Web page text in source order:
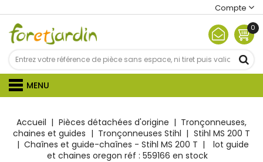
Compte
0
MENU
Accueil Pièces détachées d'origine
Tronçonneuses,
chaines et guides
Tronçonneuses Stihl
Stihl MS 200 T
Chaînes et guide-chaînes - Stihl MS 200 T
lot guide
et chaines oregon réf : 559166 en stock